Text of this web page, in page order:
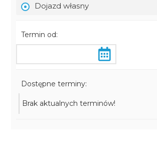
Dojazd własny
Termin od:
Dostępne terminy:
Brak aktualnych terminów!